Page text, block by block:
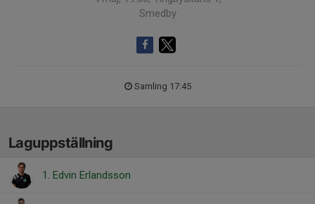
Smedby
Samling 17:45
Laguppställning
1. Edvin Erlandsson